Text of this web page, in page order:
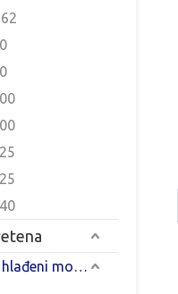
motor vretena